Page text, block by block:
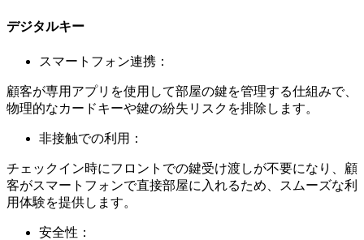
デジタルキー
スマートフォン連携：
顧客が専用アプリを使用して部屋の鍵を管理する仕組みで、
物理的なカードキーや鍵の紛失リスクを排除します。
非接触での利用：
チェックイン時にフロントでの鍵受け渡しが不要になり、顧
客がスマートフォンで直接部屋に入れるため、スムーズな利
用体験を提供します。
安全性：